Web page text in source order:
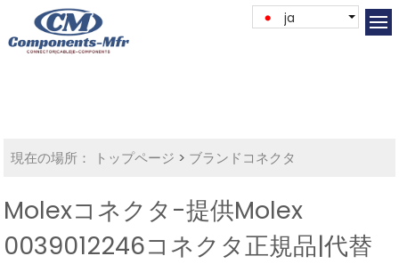
ja
現在の場所： トップページ > ブランドコネクタ
Molexコネクタ-提供Molex
0039012246コネクタ正規品|代替